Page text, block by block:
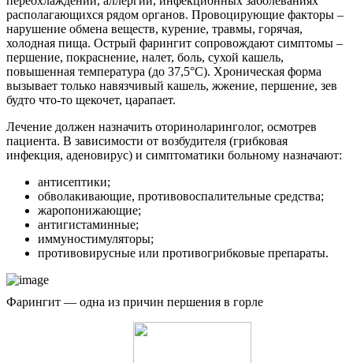
располагающихся рядом органов. Провоцирующие факторы –
нарушение обмена веществ, курение, травмы, горячая,
холодная пища. Острый фарингит сопровождают симптомы –
першение, покраснение, налет, боль, сухой кашель,
повышенная температура (до 37,5°C). Хроническая форма
вызывает только навязчивый кашель, жжение, першение, зев
будто что-то щекочет, царапает.
Лечение должен назначить оториноларинголог, осмотрев
пациента. В зависимости от возбудителя (грибковая
инфекция, аденовирус) и симптоматики больному назначают:
антисептики;
обволакивающие, противовоспалительные средства;
жаропонижающие;
антигистаминные;
иммуностимуляторы;
противовирусные или противогрибковые препараты.
Фарингит — одна из причин першения в горле